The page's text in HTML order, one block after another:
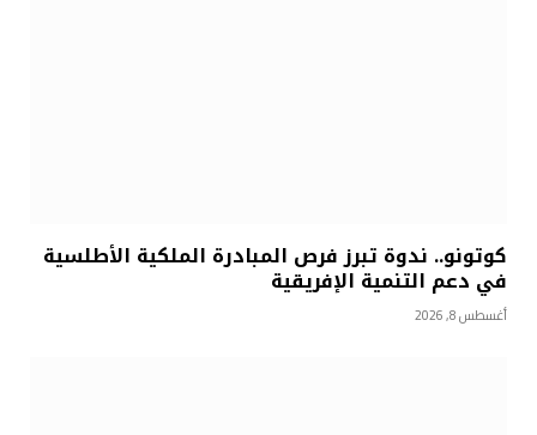
كوتونو.. ندوة تبرز فرص المبادرة الملكية الأطلسية
في دعم التنمية الإفريقية
أغسطس 8, 2026